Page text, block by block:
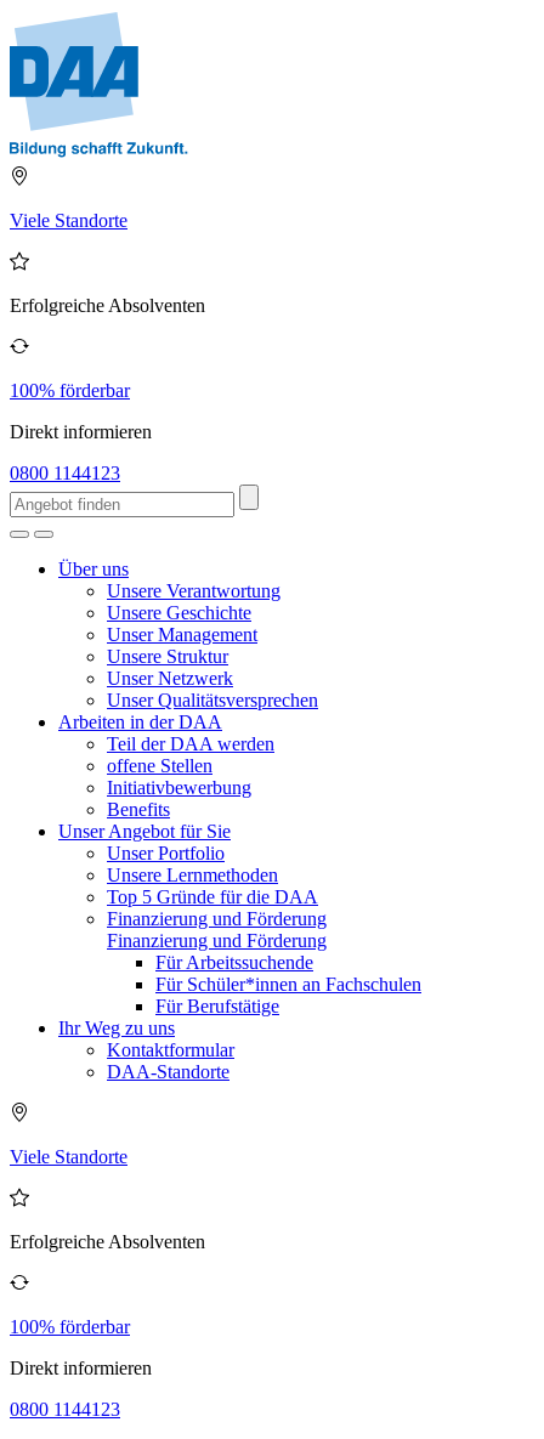
Viele Standorte
Erfolgreiche Absolventen
100% förderbar
Direkt informieren
0800 1144123
Über uns
Unsere Verantwortung
Unsere Geschichte
Unser Management
Unsere Struktur
Unser Netzwerk
Unser Qualitätsversprechen
Arbeiten in der DAA
Teil der DAA werden
offene Stellen
Initiativbewerbung
Benefits
Unser Angebot für Sie
Unser Portfolio
Unsere Lernmethoden
Top 5 Gründe für die DAA
Finanzierung und Förderung
Finanzierung und Förderung
Für Arbeitssuchende
Für Schüler*innen an Fachschulen
Für Berufstätige
Ihr Weg zu uns
Kontaktformular
DAA-Standorte
Viele Standorte
Erfolgreiche Absolventen
100% förderbar
Direkt informieren
0800 1144123